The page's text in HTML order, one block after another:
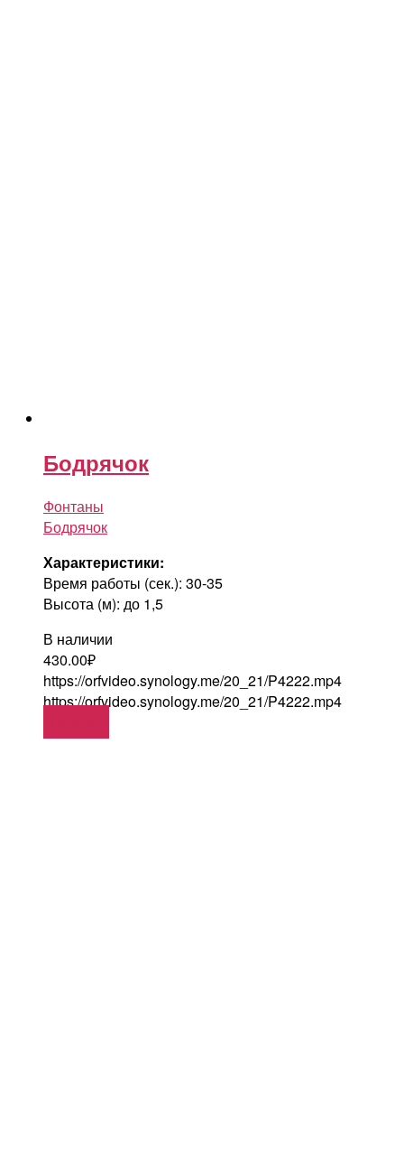
Бодрячок
Фонтаны
Бодрячок
Характеристики:
Время работы (сек.): 30-35
Высота (м): до 1,5
В наличии
430.00₽
https://orfvideo.synology.me/20_21/P4222.mp4
https://orfvideo.synology.me/20_21/P4222.mp4